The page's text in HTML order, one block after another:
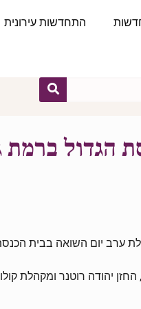
התחדשות עירונית
הגדול ברמת
ערב יום השואה בבית
רוטנר ומקהלת